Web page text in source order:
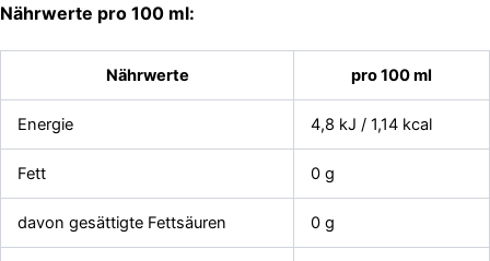
Nährwerte pro 100 ml:
Nährwerte pro 100 ml
Energie 4,8 kJ / 1,14 kcal
Fett 0 g
davon gesättigte Fettsäuren 0 g